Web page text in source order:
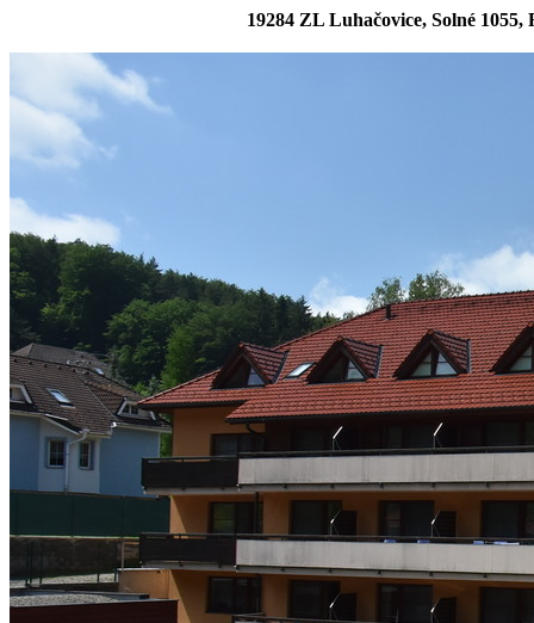
19284 ZL Luhačovice, Solné